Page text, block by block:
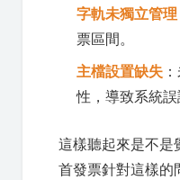
字軌未獨立管理
票區間。
主檔設置缺失
性，導致系統誤
這樣聽起來是不是
首發票針對這樣的